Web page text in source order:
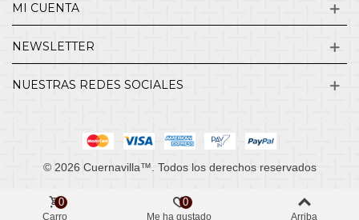
MI CUENTA
NEWSLETTER
NUESTRAS REDES SOCIALES
© 2026 Cuernavilla™. Todos los derechos reservados
Carro
0
Me ha gustado
0
Arriba